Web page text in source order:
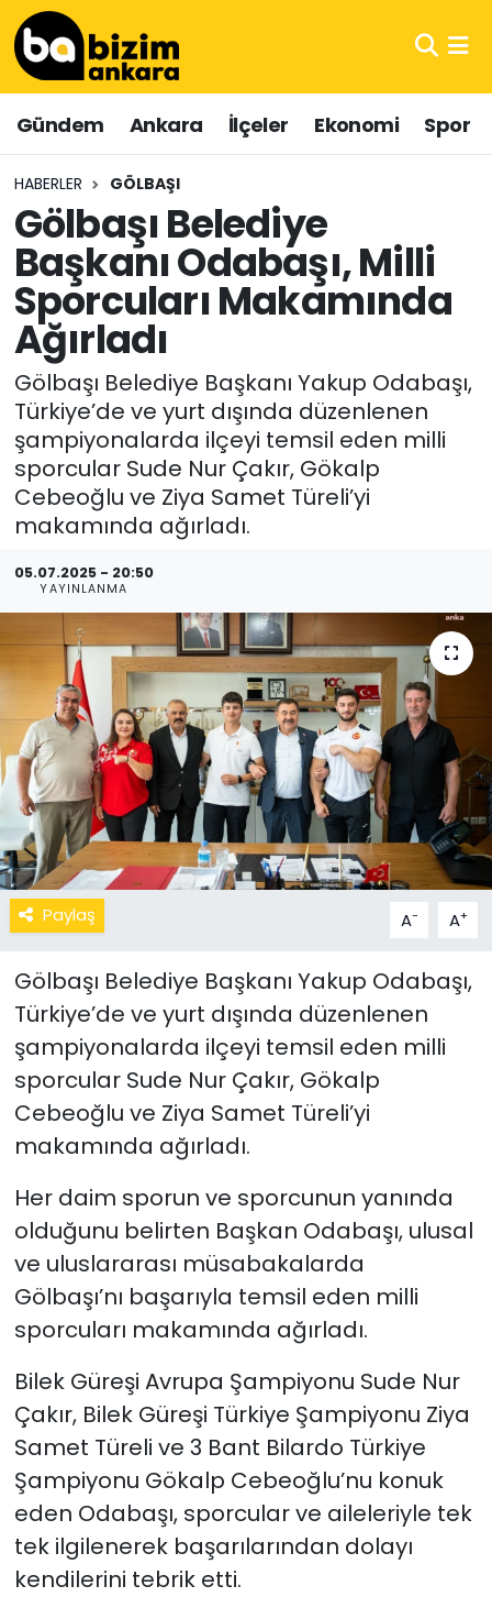
Gündem Ankara İlçeler Ekonomi Spor
HABERLER GÖLBAŞI
Gölbaşı Belediye
Başkanı Odabaşı, Milli
Sporcuları Makamında
Ağırladı
Gölbaşı Belediye Başkanı Yakup Odabaşı,
Türkiye’de ve yurt dışında düzenlenen
şampiyonalarda ilçeyi temsil eden milli
sporcular Sude Nur Çakır, Gökalp
Cebeoğlu ve Ziya Samet Türeli’yi
makamında ağırladı.
05.07.2025 - 20:50
YAYINLANMA
Paylaş A- A+
Gölbaşı Belediye Başkanı Yakup Odabaşı,
Türkiye’de ve yurt dışında düzenlenen
şampiyonalarda ilçeyi temsil eden milli
sporcular Sude Nur Çakır, Gökalp
Cebeoğlu ve Ziya Samet Türeli’yi
makamında ağırladı.
Her daim sporun ve sporcunun yanında
olduğunu belirten Başkan Odabaşı, ulusal
ve uluslararası müsabakalarda
Gölbaşı’nı başarıyla temsil eden milli
sporcuları makamında ağırladı.
Bilek Güreşi Avrupa Şampiyonu Sude Nur
Çakır, Bilek Güreşi Türkiye Şampiyonu Ziya
Samet Türeli ve 3 Bant Bilardo Türkiye
Şampiyonu Gökalp Cebeoğlu’nu konuk
eden Odabaşı, sporcular ve aileleriyle tek
tek ilgilenerek başarılarından dolayı
kendilerini tebrik etti.
Hava Durumu
Trafik Durumu
Süper Lig Puan Durumu ve Fikstür
Tüm Manşetler
Son Dakika Haberleri
Haber Arşivi